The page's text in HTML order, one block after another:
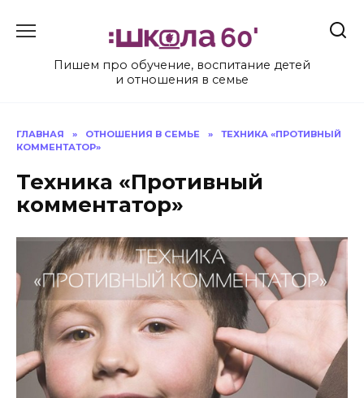
Пишем про обучение, воспитание детей
и отношения в семье
ГЛАВНАЯ » ОТНОШЕНИЯ В СЕМЬЕ »
ТЕХНИКА «ПРОТИВНЫЙ
КОММЕНТАТОР»
Техника «Противный
комментатор»